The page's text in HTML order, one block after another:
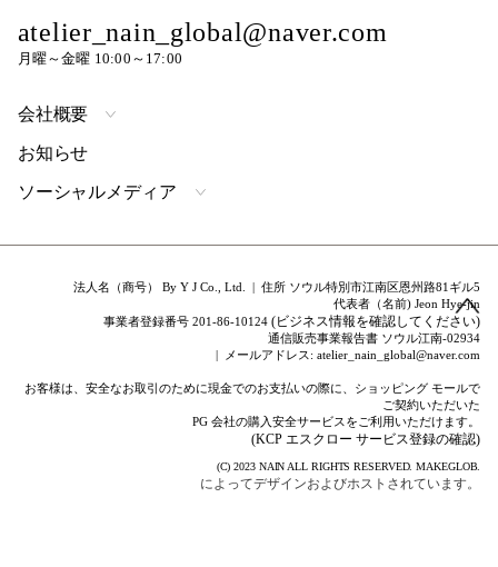
atelier_nain_global@naver.com
月曜～金曜 10:00～17:00
会社概要
お知らせ
ソーシャルメディア
法人名（商号） By Y J Co., Ltd. | 住所 ソウル特別市江南区恩州路81ギル5
代表者（名前) Jeon Hye-jin
事業者登録番号 201-86-10124(ビジネス情報を確認してください)
通信販売事業報告書 ソウル江南-02934
| メールアドレス: atelier_nain_global@naver.com
お客様は、安全なお取引のために現金でのお支払いの際に、ショッピング モールで
ご契約いただいた
PG 会社の購入安全サービスをご利用いただけます。
(KCP エスクロー サービス登録の確認)
(C) 2023 NAIN ALL RIGHTS RESERVED.MAKEGLOB.
によってデザインおよびホストされています。